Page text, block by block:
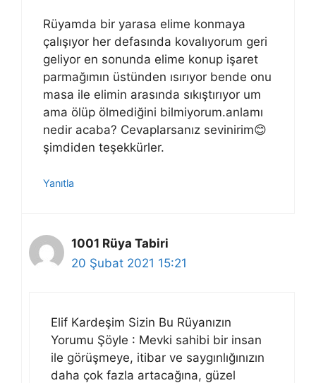
Rüyamda bir yarasa elime konmaya
çalışıyor her defasında kovalıyorum geri
geliyor en sonunda elime konup işaret
parmağımın üstünden ısırıyor bende onu
masa ile elimin arasında sıkıştırıyor um
ama ölüp ölmediğini bilmiyorum.anlamı
nedir acaba? Cevaplarsanız sevinirim😊
şimdiden teşekkürler.
Yanıtla
1001 Rüya Tabiri
20 Şubat 2021 15:21
Elif Kardeşim Sizin Bu Rüyanızın
Yorumu Şöyle : Mevki sahibi bir insan
ile görüşmeye, itibar ve saygınlığınızın
daha çok fazla artacağına, güzel